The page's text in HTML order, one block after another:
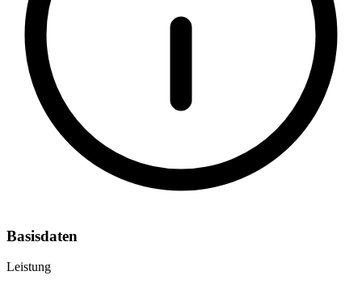
Basisdaten
Leistung